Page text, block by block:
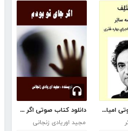
دانلود کتاب صوتی امیال مختلف دانلود کتاب صوتی اگر جای تو بودم
مجید اوریادی زنجانی